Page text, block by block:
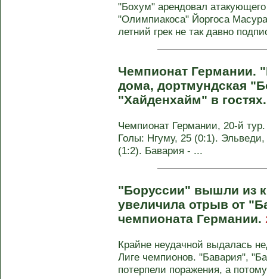
"Бохум" арендовал атакующего
"Олимпиакоса" Йоргоса
летний грек не так давно
Чемпионат Германии.
дома, дортмундская
"Хайденхайм" в
Чемпионат Германии, 20-й
Голы: Нгуму, 25 (0:1). Эльведи,
(1:2). Бавария - ...
"Боруссии" вышли из
увеличила отрыв от
чемпионата Германии.
Крайне неудачной выдалась
Лиге чемпионов. "Бавария",
потерпели поражения, а